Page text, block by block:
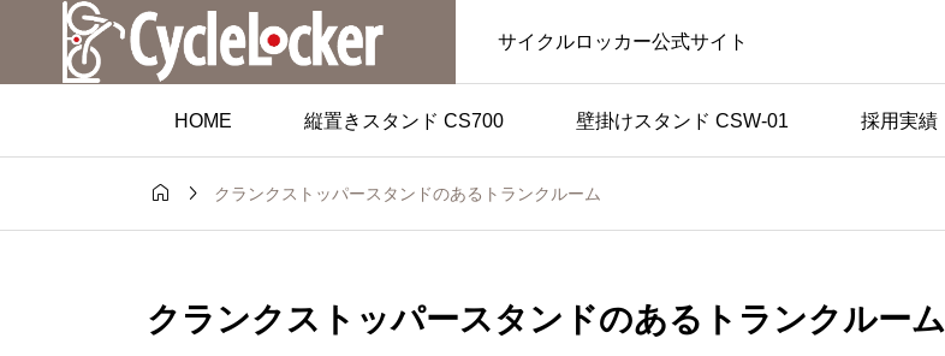
サイクルロッカー公式サイト
HOME 縦置きスタンド CS700 壁掛けスタンド CSW-01 採用実績
  クランクストッパースタンドのあるトランクルーム
クランクストッパースタンドのあるトランクルーム